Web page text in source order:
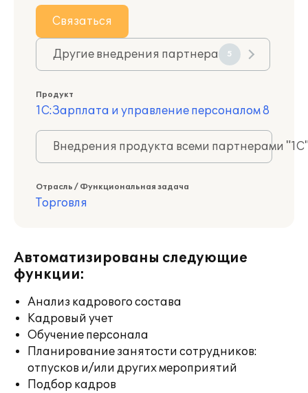
Связаться
Другие внедрения партнера 5
Продукт
1С:Зарплата и управление персоналом 8
Внедрения продукта всеми партнерами
Отрасль / Функциональная задача
Торговля
Автоматизированы следующие
функции:
Анализ кадрового состава
Кадровый учет
Обучение персонала
Планирование занятости сотрудников:
отпусков и/или других мероприятий
Подбор кадров